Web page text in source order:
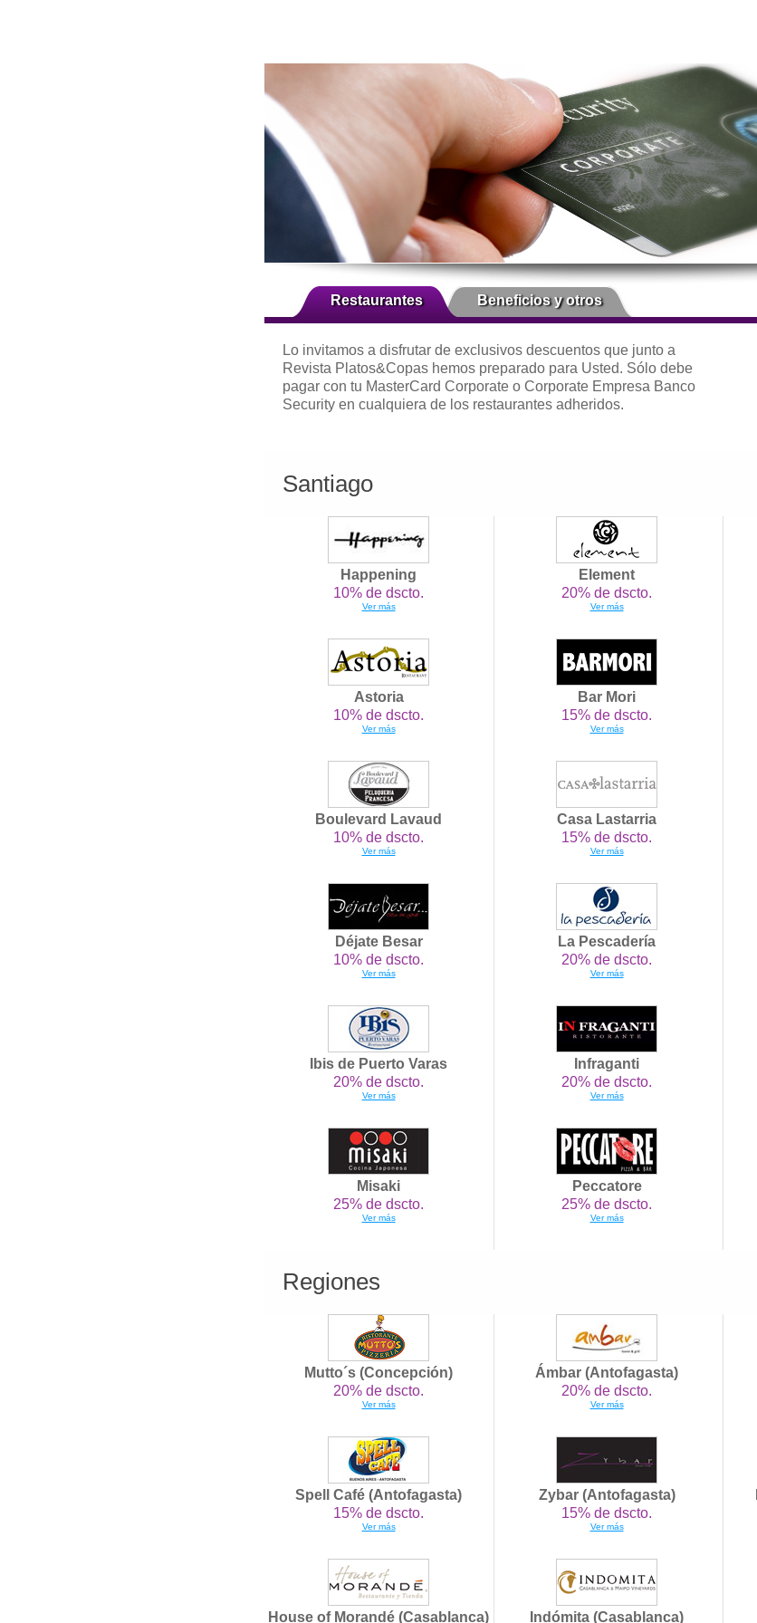
Restaurantes Beneficios y otros
Lo invitamos a disfrutar de exclusivos descuentos que junto a
Revista Platos&Copas hemos preparado para Usted. Sólo debe
pagar con tu MasterCard Corporate o Corporate Empresa Banco
Security en cualquiera de los restaurantes adheridos.
Santiago
Happening
10% de dscto.
Ver más
Element
20% de dscto.
Ver más
Astoria
10% de dscto.
Ver más
Bar Mori
15% de dscto.
Ver más
Boulevard Lavaud
10% de dscto.
Ver más
Casa Lastarria
15% de dscto.
Ver más
Déjate Besar
10% de dscto.
Ver más
La Pescadería
20% de dscto.
Ver más
Ibis de Puerto Varas
20% de dscto.
Ver más
Infraganti
20% de dscto.
Ver más
Misaki
25% de dscto.
Ver más
Peccatore
25% de dscto.
Ver más
Regiones
Mutto´s (Concepción)
20% de dscto.
Ver más
Ámbar (Antofagasta)
20% de dscto.
Ver más
Spell Café (Antofagasta)
15% de dscto.
Ver más
Zybar (Antofagasta)
15% de dscto.
Ver más
House of Morandé (Casablanca) Indómita (Casablanca)